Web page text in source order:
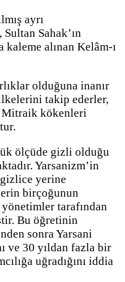
ayrı
Sahak’ın
alınan Kelâm-ı
olduğuna inanır
takip ederler,
Mitraik kökenleri
ölçüde gizli olduğu
Yarsanizm’in
yerine
birçoğunun
tarafından
Bu öğretinin
sonra Yarsani
ve 30 yıldan fazla bir
uğradığını iddia